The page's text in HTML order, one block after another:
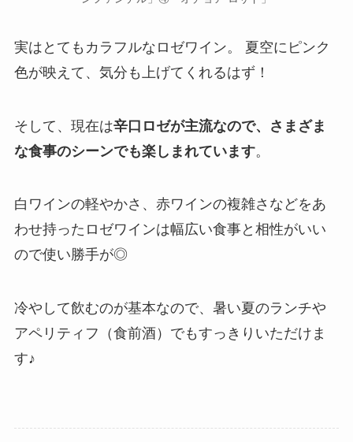
実はとてもカラフルなロゼワイン。 夏空にピンク
色が映えて、気分も上げてくれるはず！
そして、現在は辛口ロゼが主流なので、さまざま
な食事のシーンでも楽しまれています。
白ワインの軽やかさ、赤ワインの複雑さなどをあ
わせ持ったロゼワインは幅広い食事と相性がいい
ので使い勝手が◎
冷やして飲むのが基本なので、暑い夏のランチや
アペリティフ（食前酒）でもすっきりいただけま
す♪